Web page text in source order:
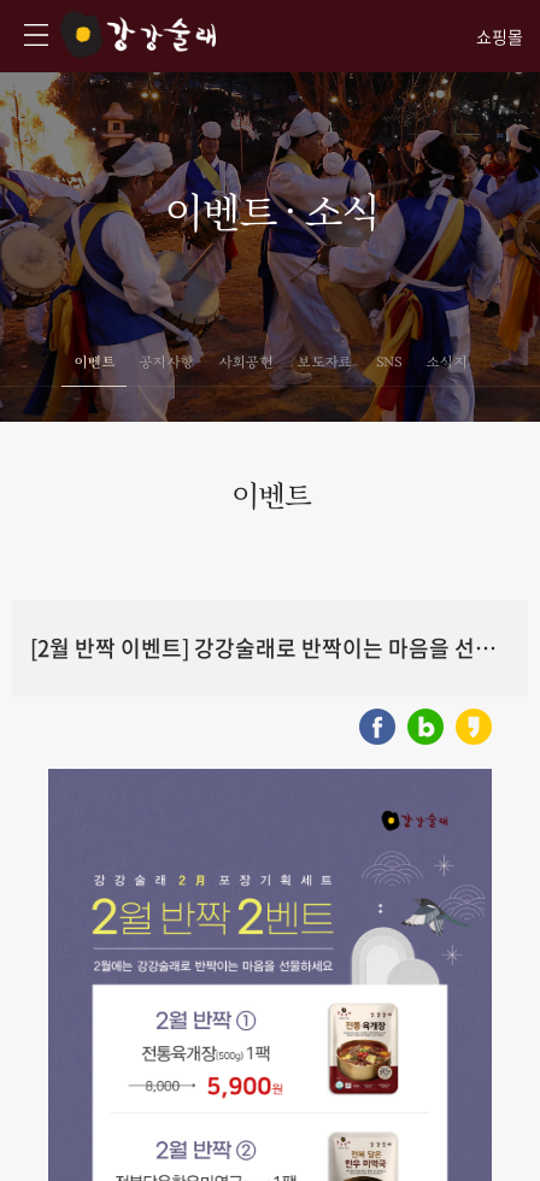
쇼핑몰
이벤트 · 소식
이벤트 공지사항 사회공헌 보도자료 SNS 소식지
이벤트
[2월 반짝 이벤트] 강강술래로 반짝이는 마음을 선물하세요